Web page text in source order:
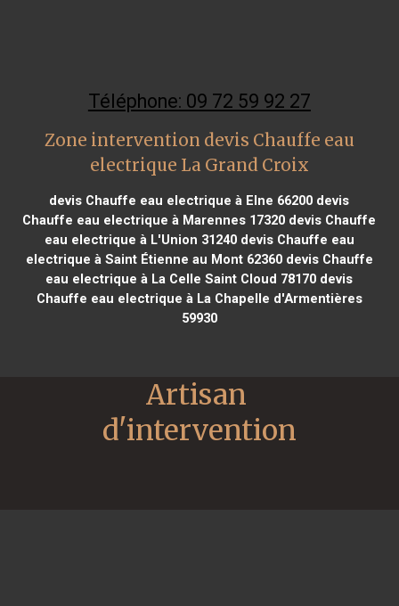
Téléphone: 09 72 59 92 27
Zone intervention devis Chauffe eau
electrique La Grand Croix
devis Chauffe eau electrique à Elne 66200 devis
Chauffe eau electrique à Marennes 17320 devis Chauffe
eau electrique à L'Union 31240devis Chauffe eau
electrique à Saint Étienne au Mont 62360devis Chauffe
eau electrique à La Celle Saint Cloud 78170 devis
Chauffe eau electrique à La Chapelle d'Armentières
59930
Artisan
d'intervention